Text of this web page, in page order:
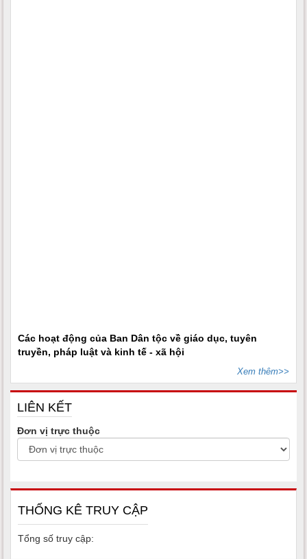
Các hoạt động của Ban Dân tộc về giáo dục, tuyên
truyền, pháp luật và kinh tế - xã hội
Xem thêm>>
LIÊN KẾT
Đơn vị trực thuộc
THỐNG KÊ TRUY CẬP
Tổng số truy cập: